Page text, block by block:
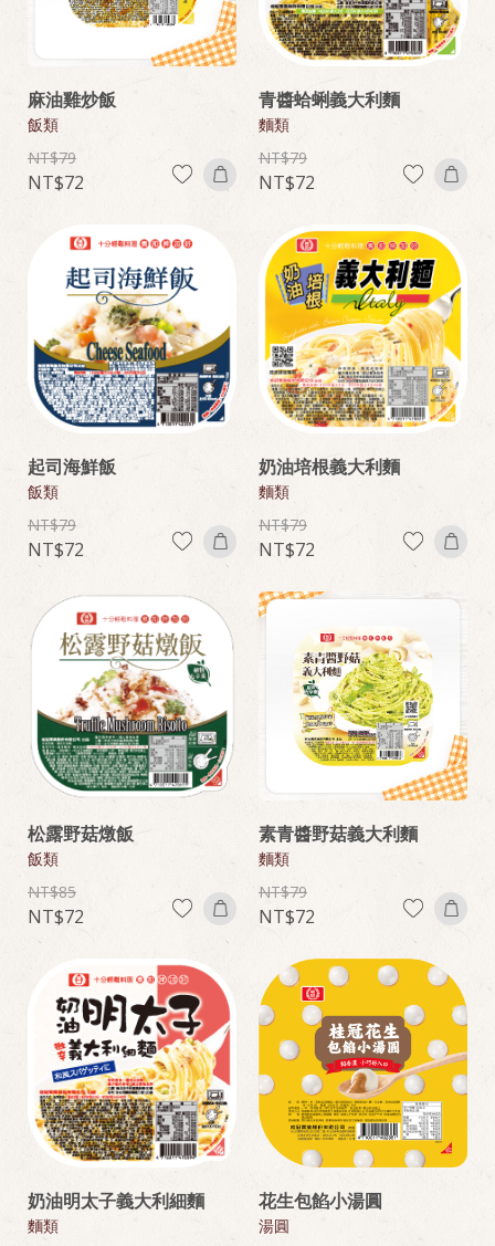
麻油雞炒飯
飯類
79
72
青醬蛤蜊義大利麵
麵類
79
72
起司海鮮飯
飯類
79
72
奶油培根義大利麵
麵類
79
72
松露野菇燉飯
飯類
85
72
素青醬野菇義大利麵
麵類
79
72
奶油明太子義大利細麵
麵類
花生包餡小湯圓
湯圓